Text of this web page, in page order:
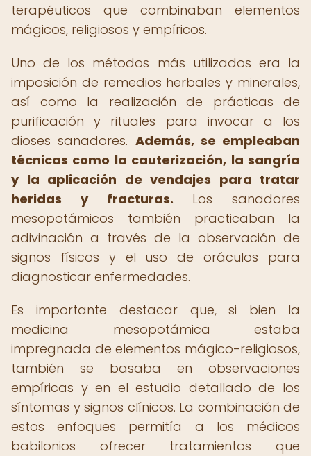
terapéuticos que combinaban elementos
mágicos, religiosos y empíricos.
Uno de los métodos más utilizados era la
imposición de remedios herbales y minerales,
así como la realización de prácticas de
purificación y rituales para invocar a los
dioses sanadores. Además, se empleaban
técnicas como la cauterización, la sangría
y la aplicación de vendajes para tratar
heridas y fracturas. Los sanadores
mesopotámicos también practicaban la
adivinación a través de la observación de
signos físicos y el uso de oráculos para
diagnosticar enfermedades.
Es importante destacar que, si bien la
medicina mesopotámica estaba
impregnada de elementos mágico-religiosos,
también se basaba en observaciones
empíricas y en el estudio detallado de los
síntomas y signos clínicos. La combinación de
estos enfoques permitía a los médicos
babilonios ofrecer tratamientos que